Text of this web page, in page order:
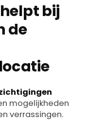
bij
de
mogelijkheden
verrassingen.